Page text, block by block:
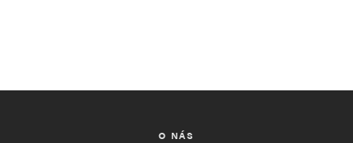
O NÁS